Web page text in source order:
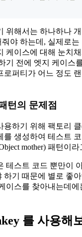
위해서는 하나하나
야 하는데, 실제로
케이스에 대해 눈치채
기 전에 엣지 케이스
로퍼티가 어느 정도
턴의 문제점
용하기 위해 팩토리
를 생성하여 테스트
mother) 패턴이
테스트 코드 뿐만이
하기 때문에 별로 좋
이스를 찾아내는데에
를 사용해